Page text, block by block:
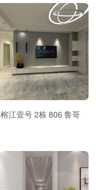
榕江壹号 2栋 806 鲁哥